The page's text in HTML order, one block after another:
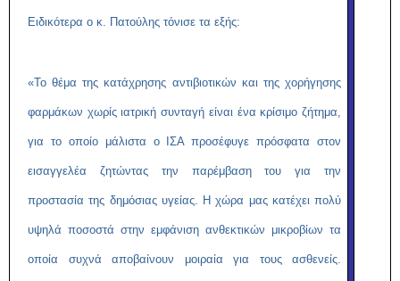
Ειδικότερα ο κ. Πατούλης τόνισε τα εξής:
«Το θέμα της κατάχρησης αντιβιοτικών και της χορήγησης
φαρμάκων χωρίς ιατρική συνταγή είναι ένα κρίσιμο ζήτημα,
για το οποίο μάλιστα ο ΙΣΑ προσέφυγε πρόσφατα στον
εισαγγελέα ζητώντας την παρέμβαση του για την
προστασία της δημόσιας υγείας. Η χώρα μας κατέχει πολύ
υψηλά ποσοστά στην εμφάνιση ανθεκτικών μικροβίων τα
οποία συχνά αποβαίνουν μοιραία για τους ασθενείς.